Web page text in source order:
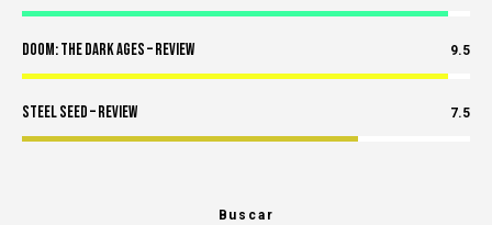
Doom: The Dark Ages – Review 9.5
Steel Seed – Review 7.5
Buscar